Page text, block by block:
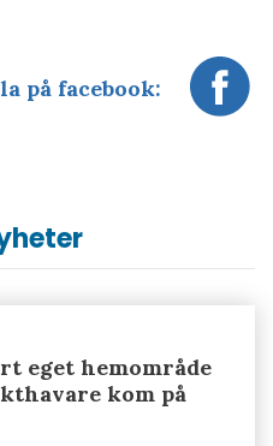
på facebook:
eget hemområde
kom på